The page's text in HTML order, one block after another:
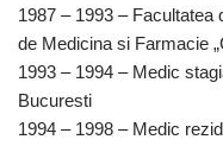
1987 – 1993 –
de Medicina si Farmacie
1993 – 1994 – Medic
Bucuresti
1994 – 1998 – Medic